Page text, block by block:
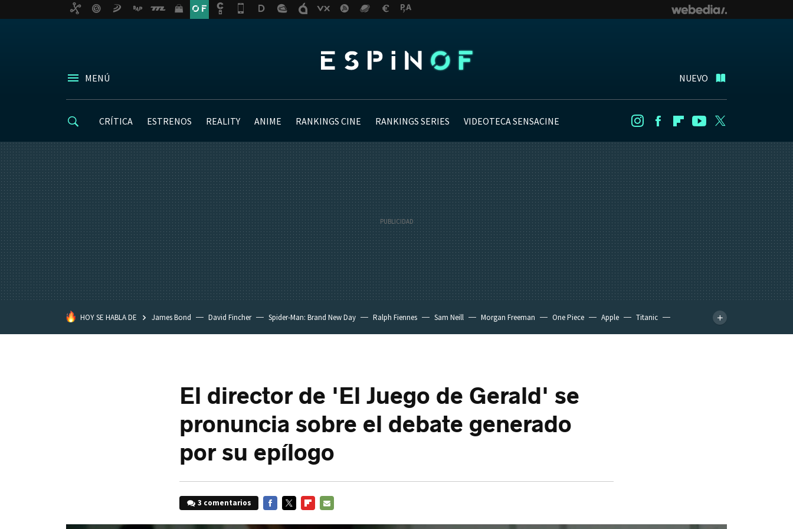
MENÚ NUEVO
CRÍTICA ESTRENOS REALITY ANIME RANKINGS CINE RANKINGS SERIES VIDEOTECA SENSACINE InstagramFacebookFlipboard
Youtube
HOY SE HABLA DE James Bond David Fincher Spider-Man: Brand New Day Ralph Fiennes Sam Neill Morgan Freeman One Piece Apple
Titanic
El director de 'El Juego de Gerald' se
pronuncia sobre el debate generado
por su epílogo
3 comentarios